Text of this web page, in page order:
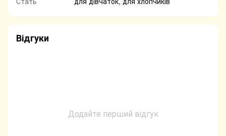
Відгуки
Додайте перший відгук